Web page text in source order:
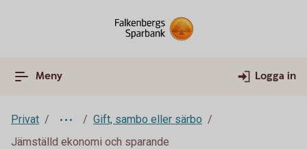
Meny Logga in
Privat
Gift, sambo eller särbo
Jämställd ekonomi och sparande